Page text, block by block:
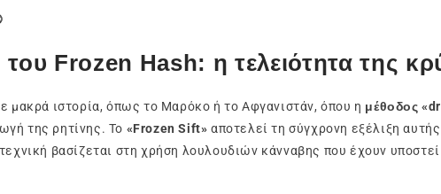
Frozen Hash: η τελειότητα της
μακρά ιστορία, όπως το Μαρόκο ή το Αφγανιστάν, όπου η μέθοδος
της ρητίνης. Το «Frozen Sift» αποτελεί τη σύγχρονη εξέλιξη
βασίζεται στη χρήση λουλουδιών κάνναβης που έχουν